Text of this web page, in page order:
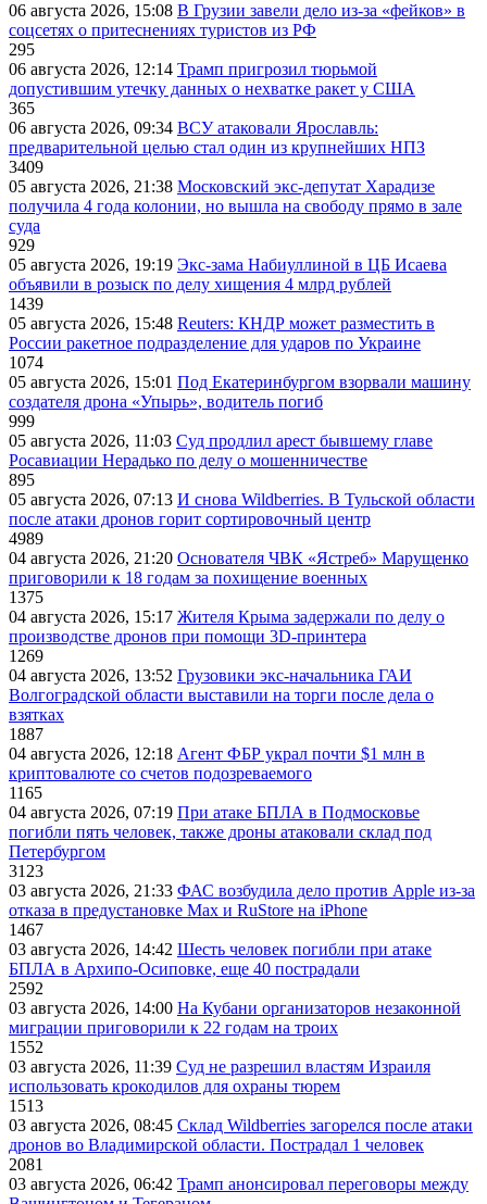
06 августа 2026, 15:08 В Грузии завели дело из-за «фейков» в
соцсетях о притеснениях туристов из РФ
295
06 августа 2026, 12:14 Трамп пригрозил тюрьмой
допустившим утечку данных о нехватке ракет у США
365
06 августа 2026, 09:34 ВСУ атаковали Ярославль:
предварительной целью стал один из крупнейших НПЗ
3409
05 августа 2026, 21:38 Московский экс-депутат Харадизе
получила 4 года колонии, но вышла на свободу прямо в зале
суда
929
05 августа 2026, 19:19 Экс-зама Набиуллиной в ЦБ Исаева
объявили в розыск по делу хищения 4 млрд рублей
1439
05 августа 2026, 15:48 Reuters: КНДР может разместить в
России ракетное подразделение для ударов по Украине
1074
05 августа 2026, 15:01 Под Екатеринбургом взорвали машину
создателя дрона «Упырь», водитель погиб
999
05 августа 2026, 11:03 Суд продлил арест бывшему главе
Росавиации Нерадько по делу о мошенничестве
895
05 августа 2026, 07:13 И снова Wildberries. В Тульской области
после атаки дронов горит сортировочный центр
4989
04 августа 2026, 21:20 Основателя ЧВК «Ястреб» Марущенко
приговорили к 18 годам за похищение военных
1375
04 августа 2026, 15:17 Жителя Крыма задержали по делу о
производстве дронов при помощи 3D‑принтера
1269
04 августа 2026, 13:52 Грузовики экс-начальника ГАИ
Волгоградской области выставили на торги после дела о
взятках
1887
04 августа 2026, 12:18 Агент ФБР украл почти $1 млн в
криптовалюте со счетов подозреваемого
1165
04 августа 2026, 07:19 При атаке БПЛА в Подмосковье
погибли пять человек, также дроны атаковали склад под
Петербургом
3123
03 августа 2026, 21:33 ФАС возбудила дело против Apple из-за
отказа в предустановке Max и RuStore на iPhone
1467
03 августа 2026, 14:42 Шесть человек погибли при атаке
БПЛА в Архипо-Осиповке, еще 40 пострадали
2592
03 августа 2026, 14:00 На Кубани организаторов незаконной
миграции приговорили к 22 годам на троих
1552
03 августа 2026, 11:39 Суд не разрешил властям Израиля
использовать крокодилов для охраны тюрем
1513
03 августа 2026, 08:45 Склад Wildberries загорелся после атаки
дронов во Владимирской области. Пострадал 1 человек
2081
03 августа 2026, 06:42 Трамп анонсировал переговоры между